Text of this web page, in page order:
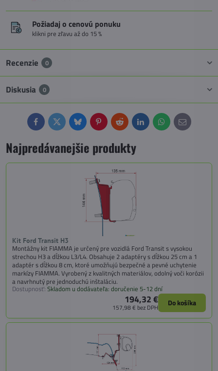
Požiadaj o cenovú ponuku
klikni pre zľavu až do 15 %
Recenzie 0
Diskusia 0
FacebookTwitterBlueskyPinterestReddit LinkedInWhatsApp
E-
mail
Najpredávanejšie produkty
Kit Ford Transit H3
Montážny kit FIAMMA je určený pre vozidlá Ford Transit s vysokou
strechou H3 a dĺžkou L3/L4. Obsahuje 2 adaptéry s dĺžkou 25 cm a 1
adaptér s dĺžkou 8 cm, ktoré umožňujú bezpečné a pevné uchytenie
markízy FIAMMA. Vyrobený z kvalitných materiálov, odolný voči korózii
a navrhnutý pre jednoduchú inštaláciu.
Dostupnosť: Skladom u dodávateľa: doručenie 5-12 dní
194,32 €
157,98 € bez DPH Do košíka